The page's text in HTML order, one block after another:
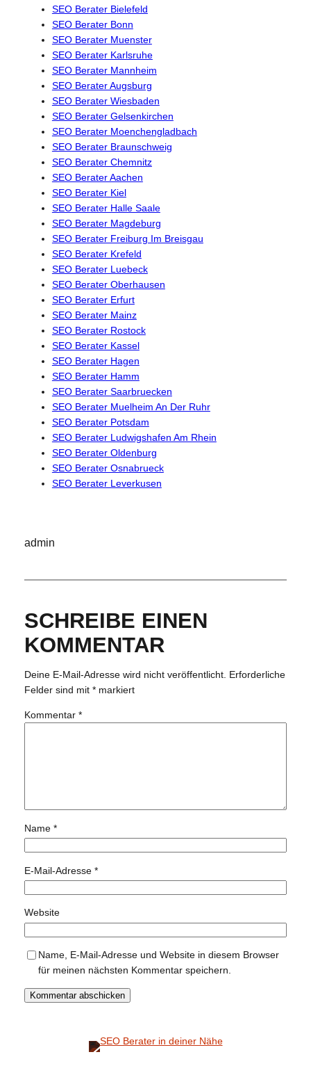
SEO Berater Bielefeld
SEO Berater Bonn
SEO Berater Muenster
SEO Berater Karlsruhe
SEO Berater Mannheim
SEO Berater Augsburg
SEO Berater Wiesbaden
SEO Berater Gelsenkirchen
SEO Berater Moenchengladbach
SEO Berater Braunschweig
SEO Berater Chemnitz
SEO Berater Aachen
SEO Berater Kiel
SEO Berater Halle Saale
SEO Berater Magdeburg
SEO Berater Freiburg Im Breisgau
SEO Berater Krefeld
SEO Berater Luebeck
SEO Berater Oberhausen
SEO Berater Erfurt
SEO Berater Mainz
SEO Berater Rostock
SEO Berater Kassel
SEO Berater Hagen
SEO Berater Hamm
SEO Berater Saarbruecken
SEO Berater Muelheim An Der Ruhr
SEO Berater Potsdam
SEO Berater Ludwigshafen Am Rhein
SEO Berater Oldenburg
SEO Berater Osnabrueck
SEO Berater Leverkusen
admin
SCHREIBE EINEN
KOMMENTAR
Deine E-Mail-Adresse wird nicht veröffentlicht. Erforderliche
Felder sind mit *markiert
Kommentar *
Name *
E-Mail-Adresse *
Website
Name, E-Mail-Adresse und Website in diesem Browser
für meinen nächsten Kommentar speichern.